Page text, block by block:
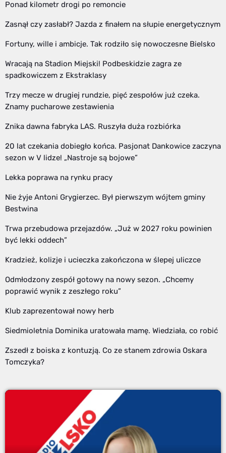
Ponad kilometr drogi po remoncie
Zasnął czy zasłabł? Jazda z finałem na słupie energetycznym
Fortuny, wille i ambicje. Tak rodziło się nowoczesne Bielsko
Wracają na Stadion Miejski! Podbeskidzie zagra ze
spadkowiczem z Ekstraklasy
Trzy mecze w drugiej rundzie, pięć zespołów już czeka.
Znamy pucharowe zestawienia
Znika dawna fabryka LAS. Ruszyła duża rozbiórka
20 lat czekania dobiegło końca. Pasjonat Dankowice zaczyna
sezon w V lidze! „Nastroje są bojowe”
Lekka poprawa na rynku pracy
Nie żyje Antoni Grygierzec. Był pierwszym wójtem gminy
Bestwina
Trwa przebudowa przejazdów. „Już w 2027 roku powinien
być lekki oddech”
Kradzież, kolizje i ucieczka zakończona w ślepej uliczce
Odmłodzony zespół gotowy na nowy sezon. „Chcemy
poprawić wynik z zeszłego roku”
Klub zaprezentował nowy herb
Siedmioletnia Dominika uratowała mamę. Wiedziała, co robić
Zszedł z boiska z kontuzją. Co ze stanem zdrowia Oskara
Tomczyka?